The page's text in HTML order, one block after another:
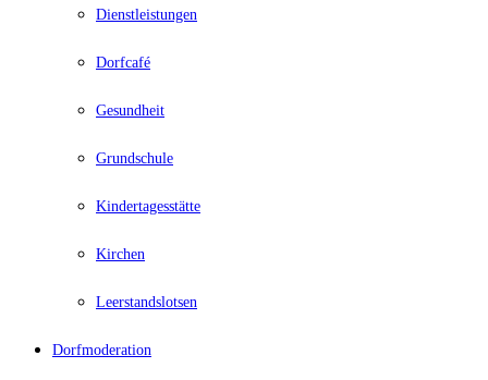
Dienstleistungen
Dorfcafé
Gesundheit
Grundschule
Kindertagesstätte
Kirchen
Leerstandslotsen
Dorfmoderation